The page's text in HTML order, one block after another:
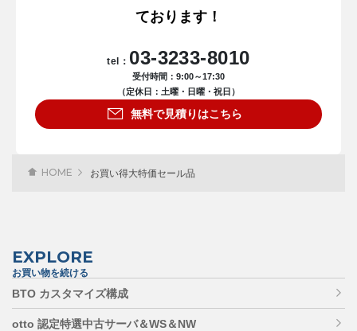
ております！
tel： 03-3233-8010
受付時間：9:00～17:30
（定休日：土曜・日曜・祝日）
無料で見積りはこちら
HOME お買い得大特価セール品
EXPLORE
お買い物を続ける
BTO カスタマイズ構成
otto 認定特選中古サーバ＆WS＆NW